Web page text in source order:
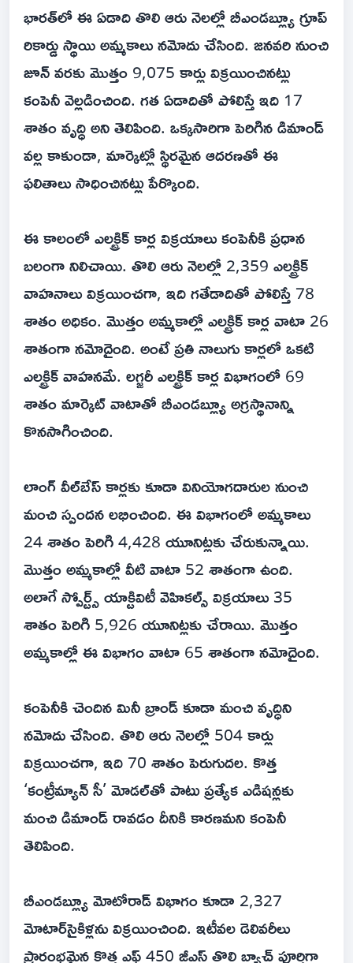
భారత్‌లో ఈ ఏడాది తొలి ఆరు నెలల్లో బీఎండబ్ల్యూ గ్రూప్‌
రికార్డు స్థాయి అమ్మకాలు నమోదు చేసింది. జనవరి నుంచి
జూన్‌ వరకు మొత్తం 9,075 కార్లు విక్రయించినట్లు
కంపెనీ వెల్లడించింది. గత ఏడాదితో పోలిస్తే ఇది 17
శాతం వృద్ధి అని తెలిపింది. ఒక్కసారిగా పెరిగిన డిమాండ్‌
వల్ల కాకుండా, మార్కెట్లో స్థిరమైన ఆదరణతో ఈ
ఫలితాలు సాధించినట్లు పేర్కొంది.
ఈ కాలంలో ఎలక్ట్రిక్‌ కార్ల విక్రయాలు కంపెనీకి ప్రధాన
బలంగా నిలిచాయి. తొలి ఆరు నెలల్లో 2,359 ఎలక్ట్రిక్‌
వాహనాలు విక్రయించగా, ఇది గతేడాదితో పోలిస్తే 78
శాతం అధికం. మొత్తం అమ్మకాల్లో ఎలక్ట్రిక్‌ కార్ల వాటా 26
శాతంగా నమోదైంది. అంటే ప్రతి నాలుగు కార్లలో ఒకటి
ఎలక్ట్రిక్‌ వాహనమే. లగ్జరీ ఎలక్ట్రిక్‌ కార్ల విభాగంలో 69
శాతం మార్కెట్‌ వాటాతో బీఎండబ్ల్యూ అగ్రస్థానాన్ని
కొనసాగించింది.
లాంగ్‌ వీల్‌బేస్‌ కార్లకు కూడా వినియోగదారుల నుంచి
మంచి స్పందన లభించింది. ఈ విభాగంలో అమ్మకాలు
24 శాతం పెరిగి 4,428 యూనిట్లకు చేరుకున్నాయి.
మొత్తం అమ్మకాల్లో వీటి వాటా 52 శాతంగా ఉంది.
అలాగే స్పోర్ట్స్‌ యాక్టివిటీ వెహికల్స్‌ విక్రయాలు 35
శాతం పెరిగి 5,926 యూనిట్లకు చేరాయి. మొత్తం
అమ్మకాల్లో ఈ విభాగం వాటా 65 శాతంగా నమోదైంది.
కంపెనీకి చెందిన మినీ బ్రాండ్‌ కూడా మంచి వృద్ధిని
నమోదు చేసింది. తొలి ఆరు నెలల్లో 504 కార్లు
విక్రయించగా, ఇది 70 శాతం పెరుగుదల. కొత్త
‘కంట్రీమ్యాన్‌ సీ’ మోడల్‌తో పాటు ప్రత్యేక ఎడిషన్లకు
మంచి డిమాండ్‌ రావడం దీనికి కారణమని కంపెనీ
తెలిపింది.
బీఎండబ్ల్యూ మోటోరాడ్‌ విభాగం కూడా 2,327
మోటార్‌సైకిళ్లను విక్రయించింది. ఇటీవల డెలివరీలు
ప్రారంభమైన కొత్త ఎఫ్‌ 450 జీఎస్‌ తొలి బ్యాచ్‌ పూర్తిగా